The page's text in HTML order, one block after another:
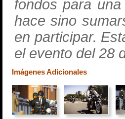
fondos para
hace sino
en participar.
el evento del 28
Imágenes Adicionales